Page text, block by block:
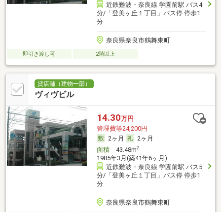
近鉄難波・奈良線 学園前駅 バス4
分/「登美ヶ丘１丁目」バス停 停歩1
分
奈良県奈良市鶴舞東町
即引き渡し可 2階以上
貸店舗（建物一部）
ヴィヴビル
14.30万円
管理費等24,200円
2ヶ月
2ヶ月
面積43.48m2
1985年3月(築41年6ヶ月)
近鉄難波・奈良線 学園前駅 バス5
分/「登美ヶ丘１丁目」バス停 停歩1
分
奈良県奈良市鶴舞東町